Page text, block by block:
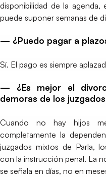
disponibilidad de la
puede suponer semanas de
— ¿Puedo pagar a
Sí. El pago es siempre
— ¿Es mejor el
demoras de los
Cuando no hay hijos
completamente la
juzgados mixtos de Parla,
con la instrucción penal. La
se señala en días, no en